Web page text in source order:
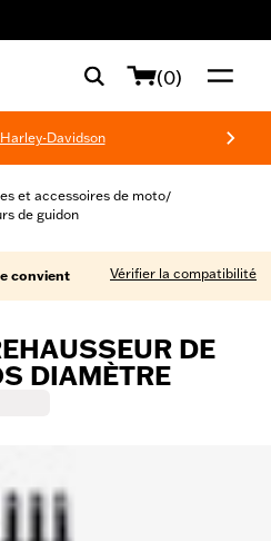
(0)
Davidson
et accessoires de moto/
de guidon
convient Vérifier la compatibilité
DE
DIAMÈTRE